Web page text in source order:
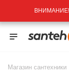
Магазин сантехники